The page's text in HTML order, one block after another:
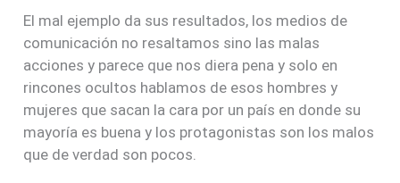
El mal ejemplo da sus resultados, los medios de
comunicación no resaltamos sino las malas
acciones y parece que nos diera pena y solo en
rincones ocultos hablamos de esos hombres y
mujeres que sacan la cara por un país en donde su
mayoría es buena y los protagonistas son los malos
que de verdad son pocos.